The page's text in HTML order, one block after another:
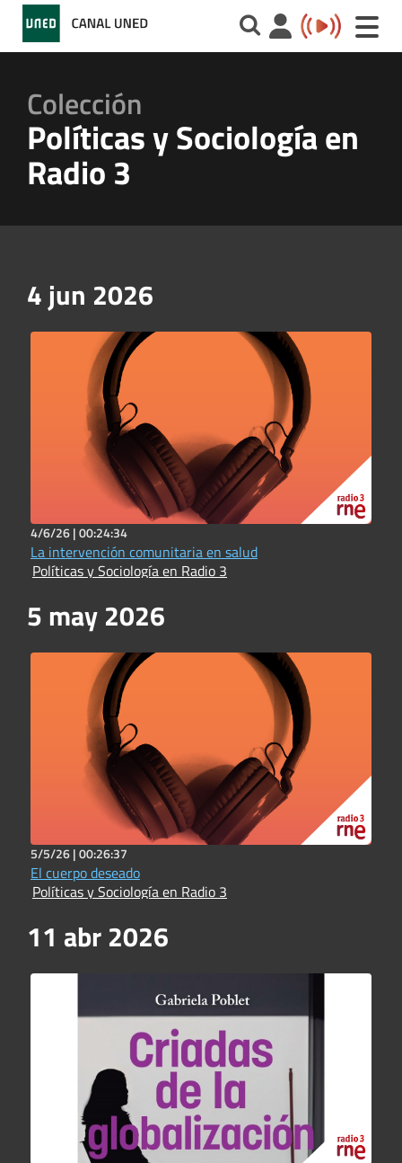
Toggle
Colección
Políticas y Sociología en
Radio 3
4 jun 2026
4/6/26 |00:24:34
La intervención comunitaria en salud
Políticas y Sociología en Radio 3
5 may 2026
5/5/26 |00:26:37
El cuerpo deseado
Políticas y Sociología en Radio 3
11 abr 2026